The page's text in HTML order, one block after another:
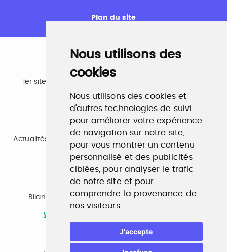
Nous utilisons des
cookies
Nous utilisons des cookies et
d'autres technologies de suivi
pour améliorer votre expérience
de navigation sur notre site,
pour vous montrer un contenu
personnalisé et des publicités
ciblées, pour analyser le trafic
de notre site et pour
comprendre la provenance de
nos visiteurs.
J'accepte
Plan du site
Emploi
1er site emploi du secteur culturel 784.000 visites et
www.profilculture.com
Formation
Actualités, guide et annuaire des formations aux métiers
de la culture.
www.profilculture-formation.com
Accompagnement professionnel
Bilan de compétences, coaching, techniques de
recherche d'emploi, entretien conseil.
www.profilculture-competences.com